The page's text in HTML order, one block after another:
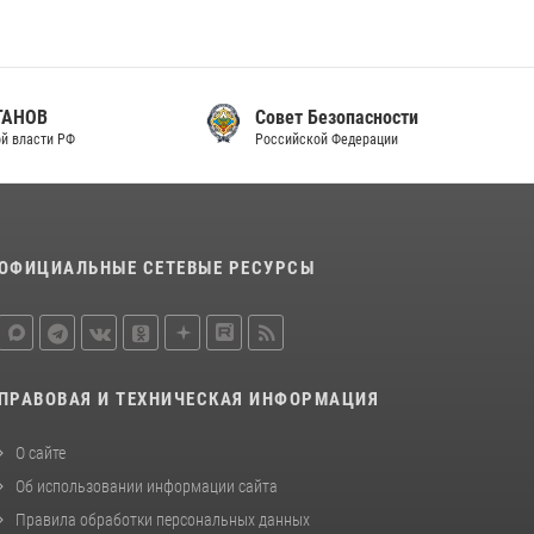
Совет Безопасности
Российской Федерации
СЕТЕВЫЕ РЕСУРСЫ
ПРАВОВАЯ И ТЕХНИЧЕСКАЯ ИНФОРМАЦИЯ
О сайте
Об использовании информации сайта
Правила обработки персональных данных